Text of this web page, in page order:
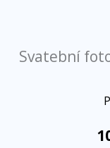
Svatební